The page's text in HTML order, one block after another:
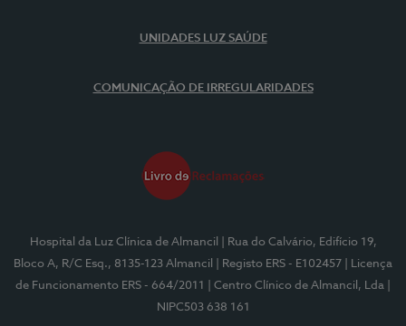
UNIDADES LUZ SAÚDE
COMUNICAÇÃO DE IRREGULARIDADES
Hospital da Luz Clínica de Almancil
| Rua do Calvário, Edifício 19,
Bloco A, R/C Esq., 8135-123 Almancil
| Registo ERS - E102457
| Licença
de Funcionamento ERS - 664/2011
| Centro Clínico de Almancil, Lda
NIPC503 638 161